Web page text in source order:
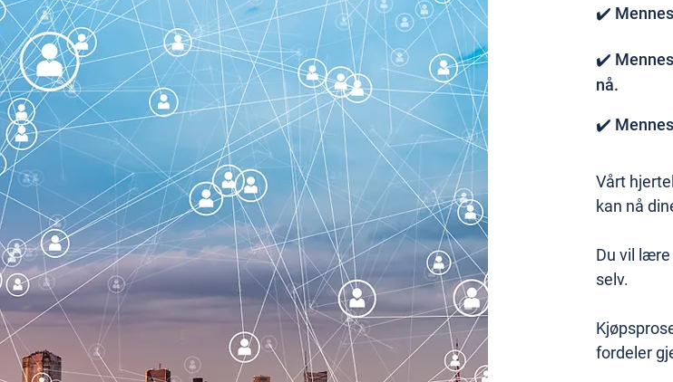
✔️
✔️
nå.
✔️
Vårt
kan nå
Du vil
selv.
fordeler